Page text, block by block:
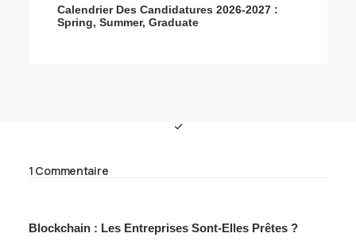
Calendrier Des Candidatures 2026-2027 :
Spring, Summer, Graduate
1 Commentaire
Blockchain : Les Entreprises Sont-Elles Prêtes ?